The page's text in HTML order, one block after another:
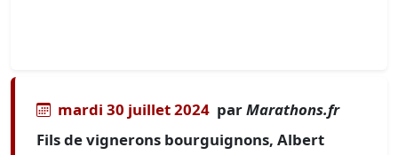
mardi 30 juillet 2024 parMarathons.fr
Fils de vignerons bourguignons, Albert